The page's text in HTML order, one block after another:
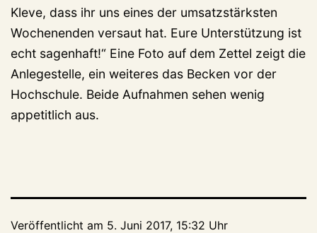
Kleve, dass ihr uns eines der umsatzstärksten
Wochenenden versaut hat. Eure Unterstützung ist
echt sagenhaft!“ Eine Foto auf dem Zettel zeigt die
Anlegestelle, ein weiteres das Becken vor der
Hochschule. Beide Aufnahmen sehen wenig
appetitlich aus.
Veröffentlicht am 5. Juni 2017, 15:32 Uhr